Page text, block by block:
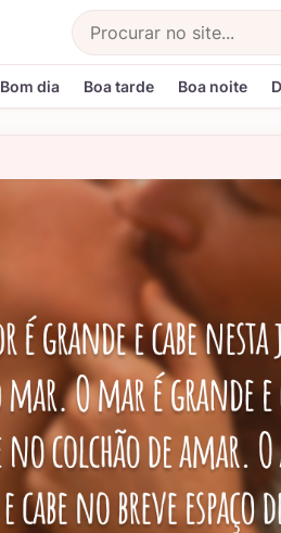
Buscar
Bom dia Boa tarde Boa noite